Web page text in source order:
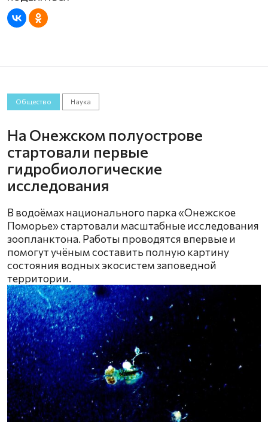
Общество Наука
На Онежском полуострове
стартовали первые
гидробиологические
исследования
В водоёмах национального парка «Онежское
Поморье» стартовали масштабные исследования
зоопланктона. Работы проводятся впервые и
помогут учёным составить полную картину
состояния водных экосистем заповедной
территории.